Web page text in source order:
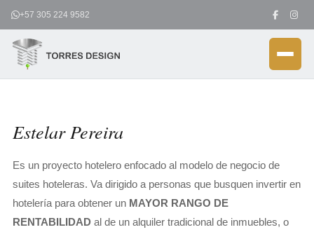
contenido
+57 305 224 9582
Estelar Pereira
Es un proyecto hotelero enfocado al modelo de negocio de
suites hoteleras. Va dirigido a personas que busquen invertir en
hotelería para obtener un MAYOR RANGO DE
RENTABILIDAD al de un alquiler tradicional de inmuebles, o